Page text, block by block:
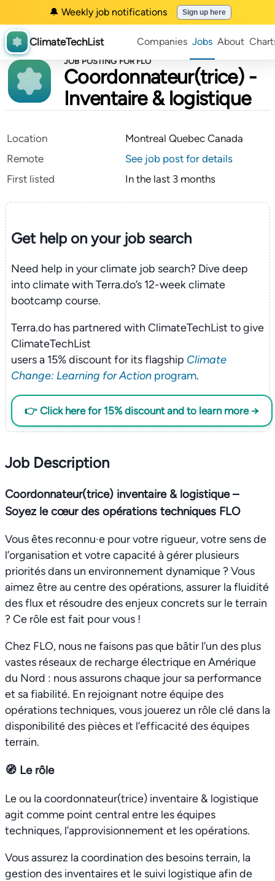
🔔 Weekly job notifications Sign up here
ClimateTechList Companies Jobs About
JOB POSTING FOR FLO
Coordonnateur(trice) -
Inventaire & logistique
Location
Montreal Quebec Canada
Remote
See job post for details
First listed
In the last 3 months
Get help on yourjob search
Need help in your climate job search? Dive deep
into climate with Terra.do’s 12-week climate
bootcamp course.
Terra.do has partnered with ClimateTechList to give
ClimateTechList
users a 15% discount for its flagship Climate
Change: Learning for Actionprogram.
👉 Click here for 15% discount and to learn more →
Job Description
Coordonnateur(trice) inventaire & logistique –
Soyez le cœur des opérations techniques FLO
Vous êtes reconnu·e pour votre rigueur, votre sens de
l’organisation et votre capacité à gérer plusieurs
priorités dans un environnement dynamique ? Vous
aimez être au centre des opérations, assurer la fluidité
des flux et résoudre des enjeux concrets sur le terrain
? Ce rôle est fait pour vous !
Chez FLO, nous ne faisons pas que bâtir l’un des plus
vastes réseaux de recharge électrique en Amérique
du Nord : nous assurons chaque jour sa performance
et sa fiabilité. En rejoignant notre équipe des
opérations techniques, vous jouerez un rôle clé dans la
disponibilité des pièces et l’efficacité des équipes
terrain.
🧭 Le rôle
Le ou la coordonnateur(trice) inventaire & logistique
agit comme point central entre les équipes
techniques, l’approvisionnement et les opérations.
Vous assurez la coordination des besoins terrain, la
gestion des inventaires et le suivi logistique afin de